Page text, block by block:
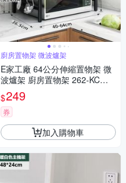
廚房置物架 微波爐架
E家工廠 64公分伸縮置物架 微
波爐架 廚房置物架 262-KC
（黑色）
$249
券
加入購物車